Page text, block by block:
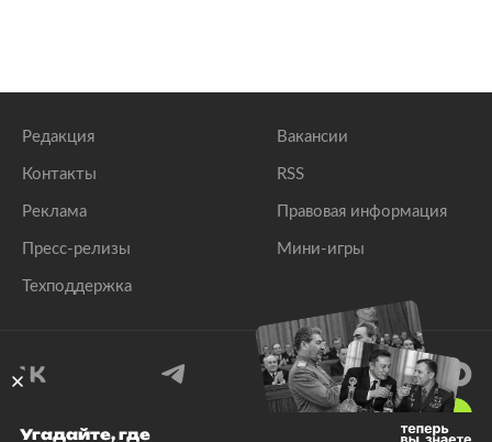
Редакция
Контакты
Реклама
Пресс-релизы
Техподдержка
Вакансии
RSS
Правовая информация
Мини-игры
Угадайте, где